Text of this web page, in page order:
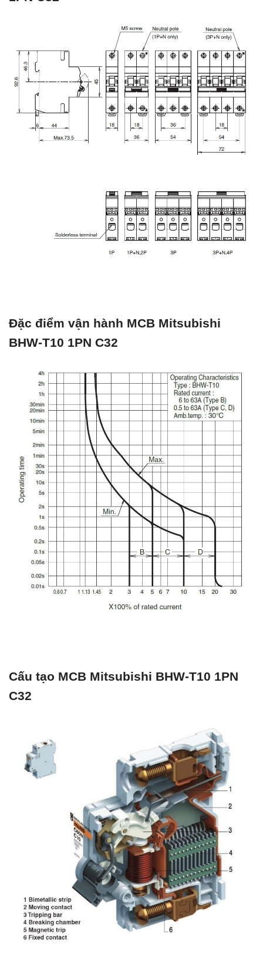
Đặc điểm vận hành MCB Mitsubishi
BHW-T10 1PN C32
Cấu tạo MCB Mitsubishi BHW-T10 1PN
C32